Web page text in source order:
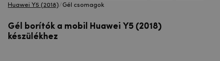
Huawei Y5 (2018)/Gél csomagok
Gél borítók a mobil Huawei Y5 (2018)
készülékhez